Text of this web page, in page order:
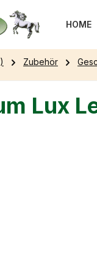
springen
HOME
Zubehör
Lux